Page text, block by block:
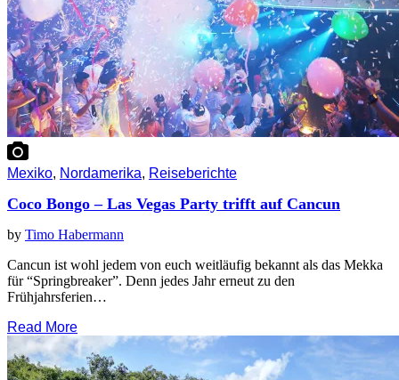
Mexiko, Nordamerika, Reiseberichte
Coco Bongo – Las Vegas Party trifft auf Cancun
by Timo Habermann
Cancun ist wohl jedem von euch weitläufig bekannt als das Mekka
für “Springbreaker”. Denn jedes Jahr erneut zu den
Frühjahrsferien…
Read More